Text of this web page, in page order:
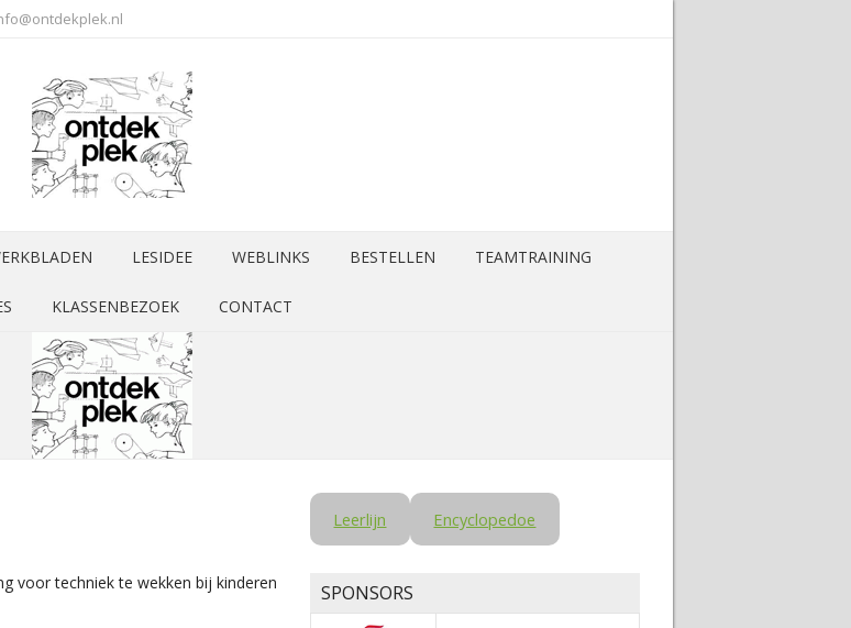
LESIDEE WEBLINKS BESTELLEN TEAMTRAINING
KLASSENBEZOEK CONTACT
voor techniek te wekken bij kinderen
Leerlijn Encyclopedoe
SPONSORS